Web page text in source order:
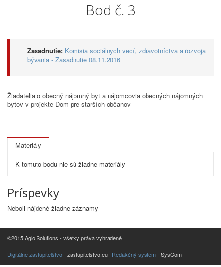
Bod č. 3
Zasadnutie: Komisia sociálnych vecí, zdravotníctva a rozvoja
bývania - Zasadnutie 08.11.2016
Žiadatelia o obecný nájomný byt a nájomcovia obecných nájomných
bytov v projekte Dom pre starších občanov
Materiály
K tomuto bodu nie sú žiadne materiály
Príspevky
Neboli nájdené žiadne záznamy
©2015 Aglo Solutions - všetky práva vyhradené
Digitálne zastupiteľstvo- zastupitelstvo.eu | Redakčný systém- SysCom